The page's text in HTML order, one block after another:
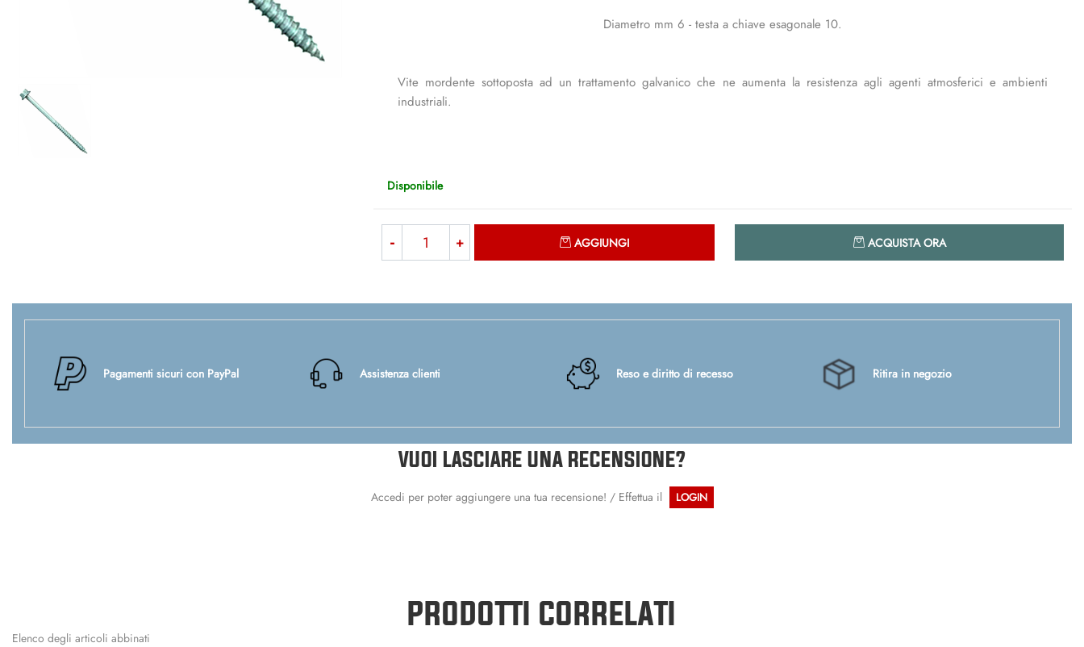
Diametro mm 6 - testa a chiave esagonale 10.
Vite mordente sottoposta ad un trattamento galvanico che ne aumenta la resistenza agli agenti atmosferici e ambienti
industriali.
Disponibile
AGGIUNGI ACQUISTA ORA
Pagamenti sicuri con PayPal Assistenza clienti Reso e diritto di recesso Ritira in negozio
VUOI LASCIARE UNA RECENSIONE?
Accedi per poter aggiungere una tua recensione! / Effettua il LOGIN
PRODOTTI CORRELATI
Elenco degli articoli abbinati